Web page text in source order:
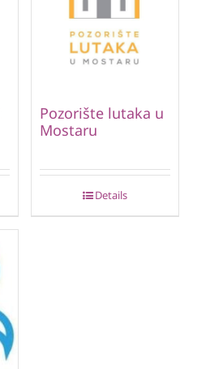
Pozorište lutaka u
Mostaru
Details